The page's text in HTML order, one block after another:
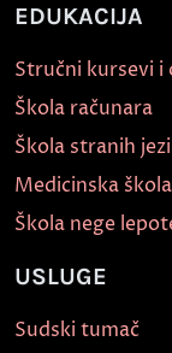
EDUKACIJA
Stručni kursevi i
Škola računara
Škola stranih
Medicinska škola
Škola nege
USLUGE
Sudski tumač